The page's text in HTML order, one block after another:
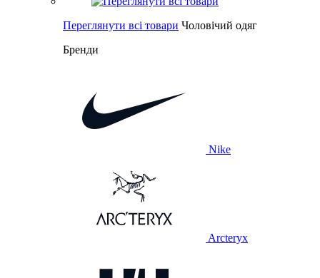
Переглянути всі товари Чоловічий одяг
Бренди
Nike
Arcteryx